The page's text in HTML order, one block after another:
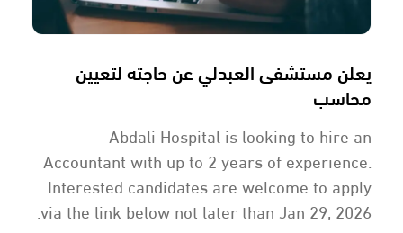
يعلن مستشفى العبدلي عن حاجته لتعيين
محاسب
Abdali Hospital is looking to hire an
Accountant with up to 2 years of experience.
Interested candidates are welcome to apply
via the link below not later than Jan 29, 2026.